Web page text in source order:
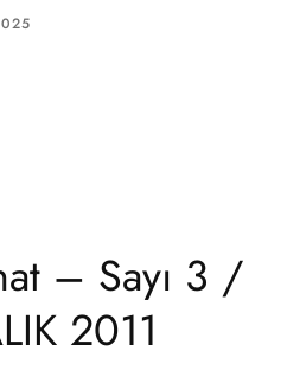
– Sayı 3 /
2011